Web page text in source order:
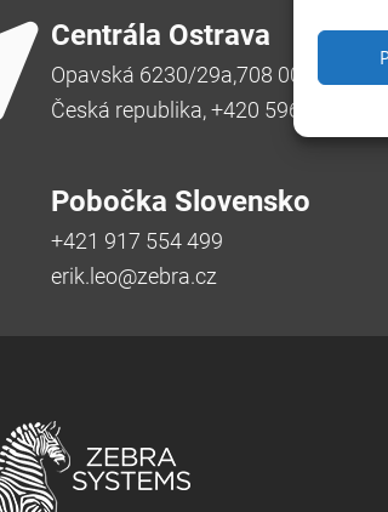
Centrála Ostrava
Opavská 6230/29a,708 00 Ostrava-
Česká republika, +420 596 912 961,
Pobočka Slovensko
+421 917 554 499
erik.leo@zebra.cz